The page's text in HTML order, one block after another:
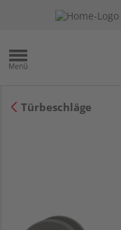
Türbeschläge